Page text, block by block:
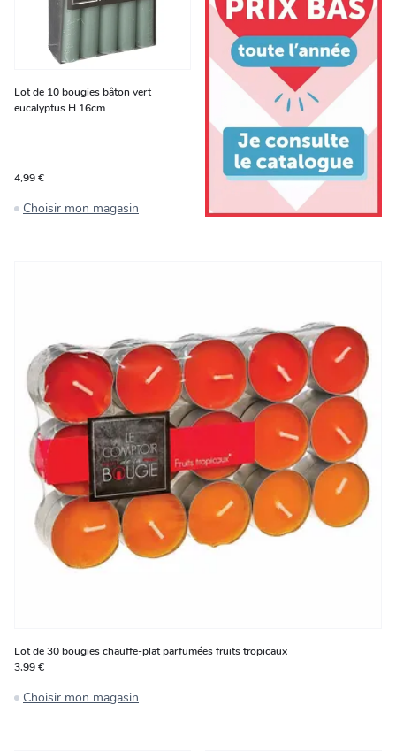
Lot de 10 bougies bâton vert
eucalyptus H 16cm
4,99 €
Choisir mon magasin
Lot de 30 bougies chauffe-plat parfumées fruits tropicaux
3,99 €
Choisir mon magasin